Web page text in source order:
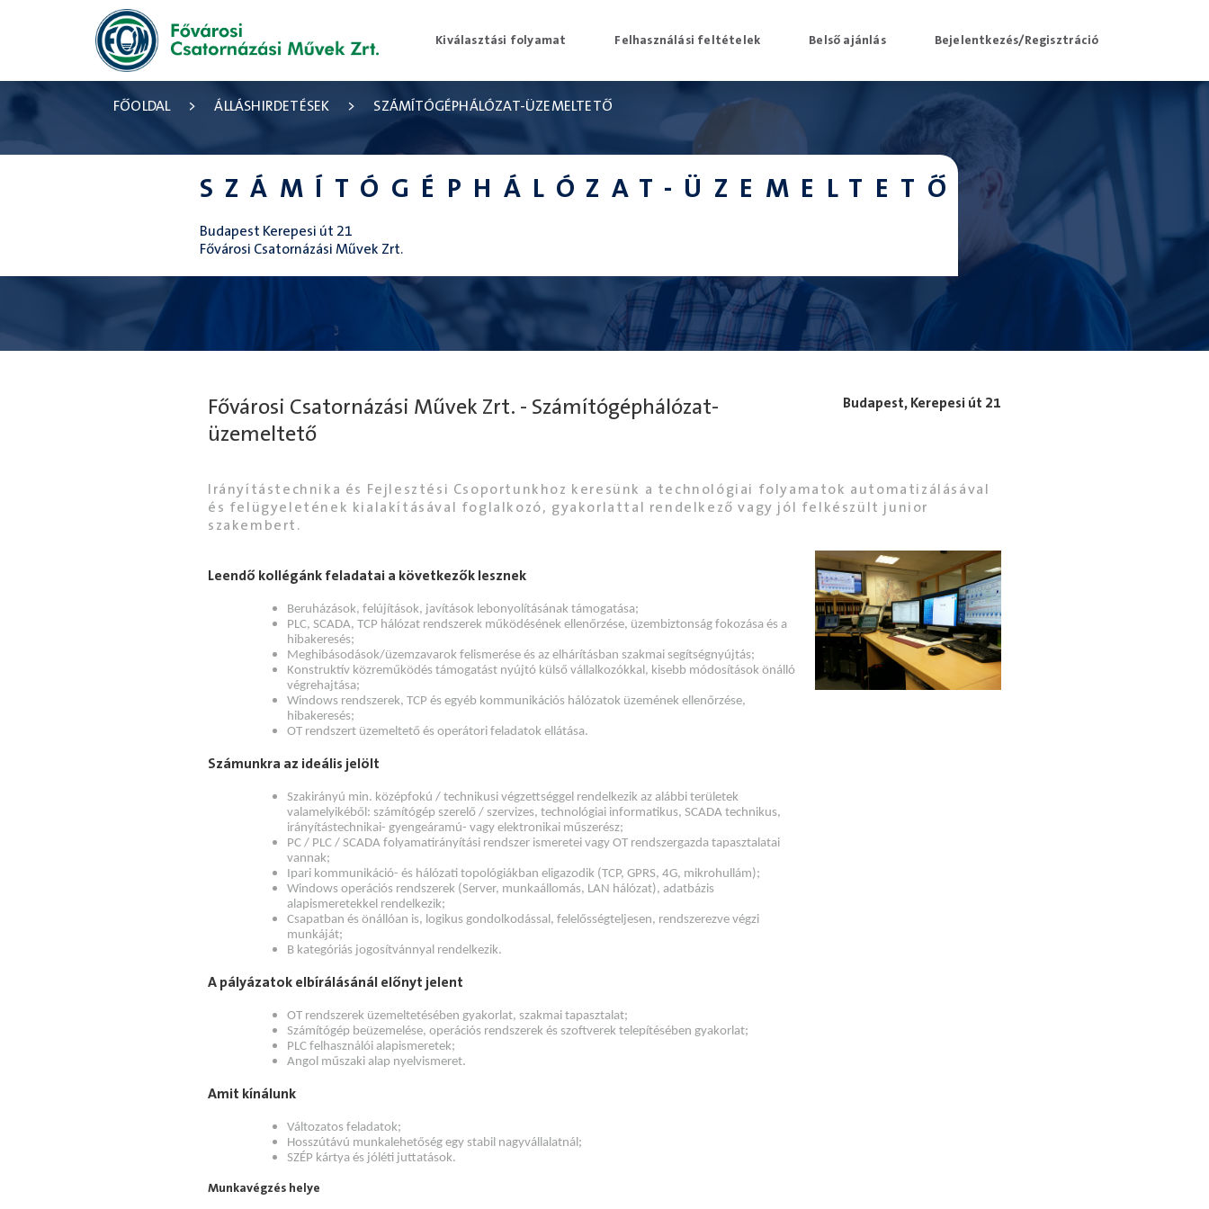
Bejelentkezés/Regisztráció
Belső ajánlás
Felhasználási feltételek
Kiválasztási folyamat
FŐOLDAL > ÁLLÁSHIRDETÉSEK > SZÁMÍTÓGÉPHÁLÓZAT-ÜZEMELTETŐ
SZÁMÍTÓGÉPHÁLÓZAT-ÜZEMELTETŐ
Budapest Kerepesi út 21
Fővárosi Csatornázási Művek Zrt.
Fővárosi Csatornázási Művek Zrt. - Számítógéphálózat-
üzemeltető
Budapest, Kerepesi út 21
Irányítástechnika és Fejlesztési Csoportunkhoz keresünk a technológiai folyamatok automatizálásával
és felügyeletének kialakításával foglalkozó, gyakorlattal rendelkező vagy jól felkészült junior
szakembert.
Leendő kollégánk feladatai a következők lesznek
Beruházások, felújítások, javítások lebonyolításának támogatása;
PLC, SCADA, TCP hálózat rendszerek működésének ellenőrzése, üzembiztonság fokozása és a
hibakeresés;
Meghibásodások/üzemzavarok felismerése és az elhárításban szakmai segítségnyújtás;
Konstruktív közreműködés támogatást nyújtó külső vállalkozókkal, kisebb módosítások önálló
végrehajtása;
Windows rendszerek, TCP és egyéb kommunikációs hálózatok üzemének ellenőrzése,
hibakeresés;
OT rendszert üzemeltető és operátori feladatok ellátása.
Számunkra az ideális jelölt
Szakirányú min. középfokú / technikusi végzettséggel rendelkezik az alábbi területek
valamelyikéből: számítógép szerelő / szervizes, technológiai informatikus, SCADA technikus,
irányítástechnikai- gyengeáramú- vagy elektronikai műszerész;
PC / PLC / SCADA folyamatirányítási rendszer ismeretei vagy OT rendszergazda tapasztalatai
vannak;
Ipari kommunikáció- és hálózati topológiákban eligazodik (TCP, GPRS, 4G, mikrohullám);
Windows operációs rendszerek (Server, munkaállomás, LAN hálózat), adatbázis
alapismeretekkel rendelkezik;
Csapatban és önállóan is, logikus gondolkodással, felelősségteljesen, rendszerezve végzi
munkáját;
B kategóriás jogosítvánnyal rendelkezik.
A pályázatok elbírálásánál előnyt jelent
OT rendszerek üzemeltetésében gyakorlat, szakmai tapasztalat;
Számítógép beüzemelése, operációs rendszerek és szoftverek telepítésében gyakorlat;
PLC felhasználói alapismeretek;
Angol műszaki alap nyelvismeret.
Amit kínálunk
Változatos feladatok;
Hosszútávú munkalehetőség egy stabil nagyvállalatnál;
SZÉP kártya és jóléti juttatások.
Munkavégzés helye